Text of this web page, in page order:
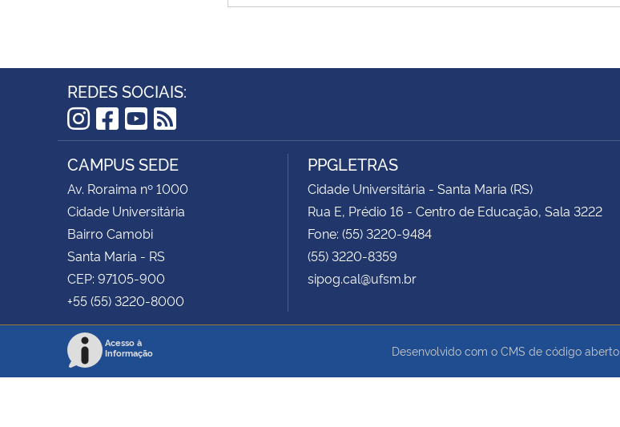
REDES SOCIAIS:
Instagram
Facebook
YouTube
RSS
CAMPUS SEDE
Av. Roraima nº 1000
Cidade Universitária
Bairro Camobi
Santa Maria - RS
CEP: 97105-900
+55 (55) 3220-8000
PPGLETRAS
Cidade Universitária - Santa Maria (RS)
Rua E, Prédio 16 - Centro de Educação, Sala 3222
Fone: (55) 3220-9484
(55) 3220-8359
sipog.cal@ufsm.br
Acesso à
Informação
Desenvolvido com o CMS de código aberto